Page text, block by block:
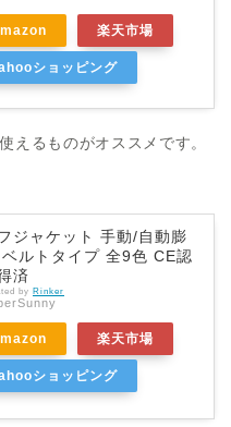
楽天市場
ショッピング
えるものがオススメです。
ジャケット 手動/自動膨
ルトタイプ 全9色 CE認
済
by Rinker
楽天市場
ショッピング